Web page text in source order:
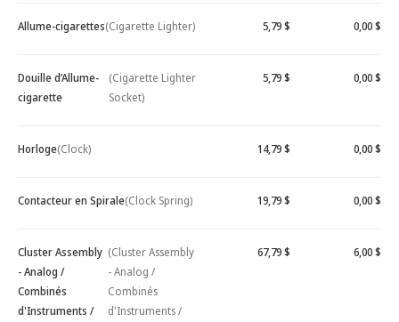
Allume-cigarettes(Cigarette Lighter) 5,79 $ 0,00 $
Douille d’Allume-
cigarette
(Cigarette Lighter
Socket)
5,79 $ 0,00 $
Horloge(Clock) 14,79 $ 0,00 $
Contacteur en Spirale(Clock Spring) 19,79 $ 0,00 $
Cluster Assembly
- Analog /
Combinés
d'Instruments /
(Cluster Assembly
- Analog /
Combinés
d'Instruments /
67,79 $ 6,00 $